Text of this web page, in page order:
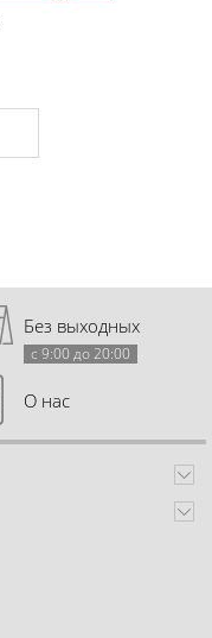
Без выходных
с 9:00 до 20:00
О нас